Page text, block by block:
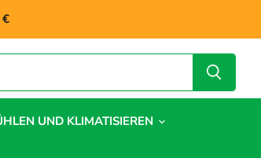
€
UND KLIMATISIEREN